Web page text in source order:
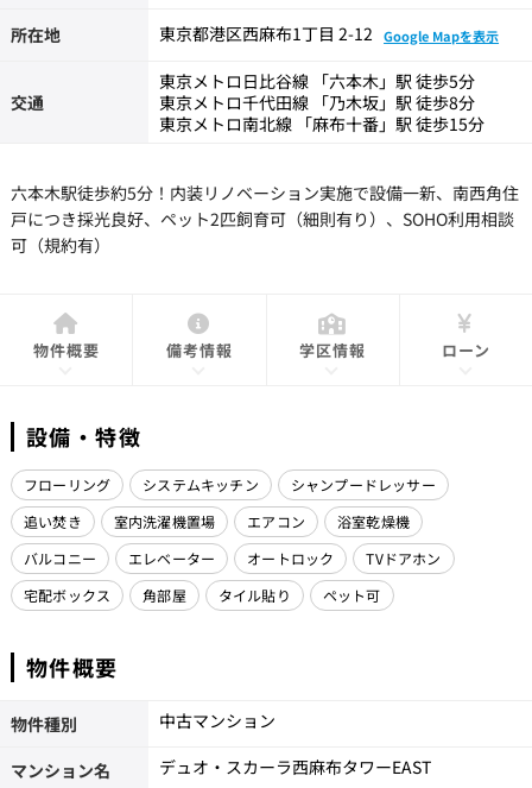
所在地 東京都港区西麻布1丁目 2-12 Google Mapを表示
交通
東京メトロ日比谷線 「六本木」駅 徒歩5分
東京メトロ千代田線 「乃木坂」駅 徒歩8分
東京メトロ南北線 「麻布十番」駅 徒歩15分
六本木駅徒歩約5分！内装リノベーション実施で設備一新、南西角住
戸につき採光良好、ペット2匹飼育可（細則有り）、SOHO利用相談
可（規約有）
物件概要 備考情報 学区情報 ローン
設備・特徴
フローリング システムキッチン
シャンプードレッサー
追い焚き
室内洗濯機置場 エアコン
浴室乾燥機
バルコニー
エレベーター オートロック
TVドアホン
宅配ボックス
角部屋 タイル貼り ペット可
物件概要
物件種別 中古マンション
マンション名 デュオ・スカーラ西麻布タワーEAST